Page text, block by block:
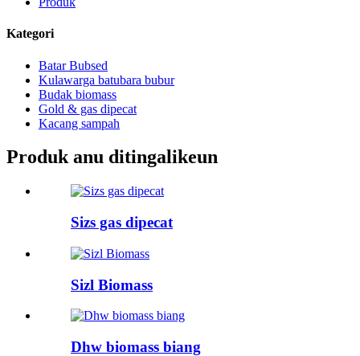
Kategori
Batar Bubsed
Kulawarga batubara bubur
Budak biomass
Gold & gas dipecat
Kacang sampah
Produk anu ditingalikeun
Sizs gas dipecat
Sizl Biomass
Dhw biomass biang